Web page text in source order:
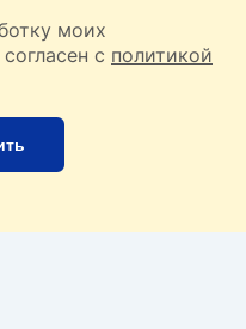
моих
с политикой